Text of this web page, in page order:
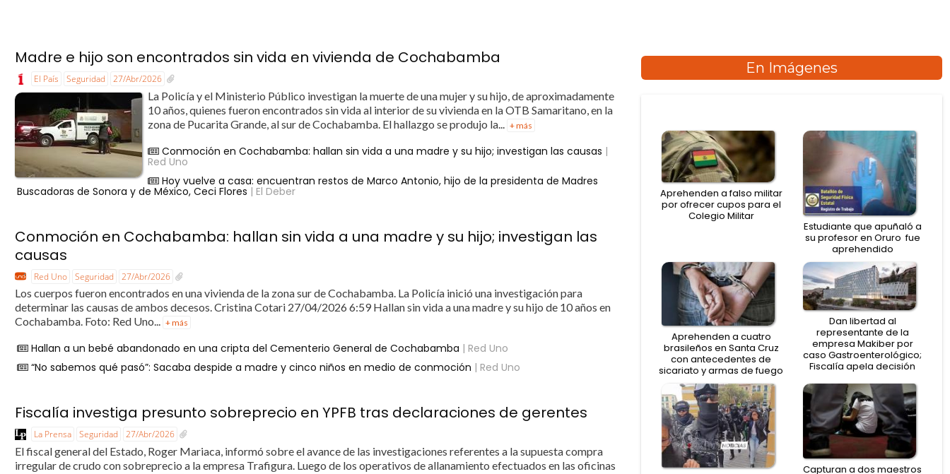
Madre e hijo son encontrados sin vida en vivienda de Cochabamba
El País Seguridad 27/Abr/2026
La Policía y el Ministerio Público investigan la muerte de una mujer y su hijo, de aproximadamente
10 años, quienes fueron encontrados sin vida al interior de su vivienda en la OTB Samaritano, en la
zona de Pucarita Grande, al sur de Cochabamba. El hallazgo se produjo la... + más
Conmoción en Cochabamba: hallan sin vida a una madre y su hijo; investigan las causas |
Red Uno
Hoy vuelve a casa: encuentran restos de Marco Antonio, hijo de la presidenta de Madres
Buscadoras de Sonora y de México, Ceci Flores | El Deber
Conmoción en Cochabamba: hallan sin vida a una madre y su hijo; investigan las
causas
Red Uno Seguridad 27/Abr/2026
Los cuerpos fueron encontrados en una vivienda de la zona sur de Cochabamba. La Policía inició una investigación para
determinar las causas de ambos decesos. Cristina Cotari 27/04/2026 6:59 Hallan sin vida a una madre y su hijo de 10 años en
Cochabamba. Foto: Red Uno... + más
Hallan a un bebé abandonado en una cripta del Cementerio General de Cochabamba | Red Uno
“No sabemos qué pasó”: Sacaba despide a madre y cinco niños en medio de conmoción | Red Uno
Fiscalía investiga presunto sobreprecio en YPFB tras declaraciones de gerentes
La Prensa Seguridad 27/Abr/2026
El fiscal general del Estado, Roger Mariaca, informó sobre el avance de las investigaciones referentes a la supuesta compra
irregular de crudo con sobreprecio a la empresa Trafigura. Luego de los operativos de allanamiento efectuados en las oficinas
En Imágenes
Aprehenden a falso militar
por ofrecer cupos para el
Colegio Militar
Estudiante que apuñaló a
su profesor en Oruro fue
aprehendido
Aprehenden a cuatro
brasileños en Santa Cruz
con antecedentes de
sicariato y armas de fuego
Dan libertad al
representante de la
empresa Makiber por
caso Gastroenterológico;
Fiscalía apela decisión
Capturan a dos maestros